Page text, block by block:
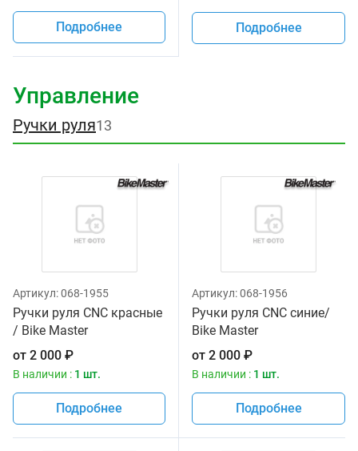
Подробнее Подробнее
Управление
Ручки руля13
Артикул:068-1955
Ручки руля CNC красные
/ Bike Master
от 2 000 ₽
В наличии : 1 шт.
Подробнее
Артикул:068-1956
Ручки руля CNC синие/
Bike Master
от 2 000 ₽
В наличии : 1 шт.
Подробнее